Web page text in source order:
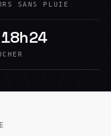
SANS PLUIE
18h24